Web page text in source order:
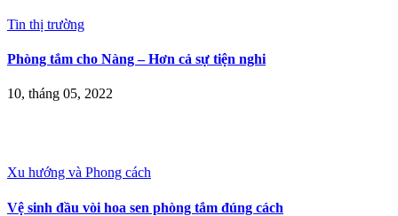
Tin thị trường
Phòng tắm cho Nàng – Hơn cả sự tiện nghi
10, tháng 05, 2022
Xu hướng và Phong cách
Vệ sinh đầu vòi hoa sen phòng tắm đúng cách